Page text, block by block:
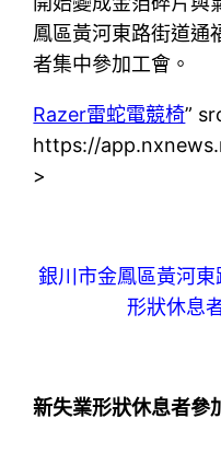
鳳區黃河東路街道通
者集中參加工會。
Razer雷蛇電競椅”
https://
>
銀川市金鳳區黃河
形狀休息
新失業形狀休息者參